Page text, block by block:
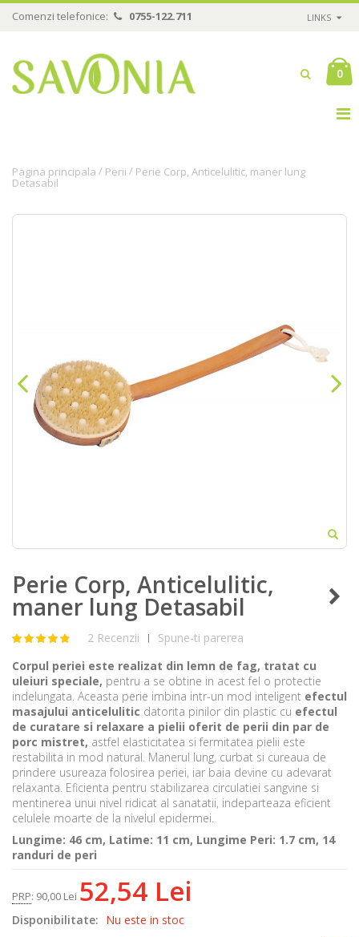
Comenzi telefonice: 0755-122.711 LINKS
0
Pagina principala / Perii / Perie Corp, Anticelulitic, maner lung
Detasabil
Perie Corp, Anticelulitic,
maner lung Detasabil
2 Recenzii |
Spune-ti parerea
Corpul periei este realizat din lemn de fag, tratat cu
uleiuri speciale, pentru a se obtine in acest fel o protectie
indelungata. Aceasta perie imbina intr-un mod inteligent efectul
masajului anticelulitic datorita pinilor din plastic cu efectul
de curatare si relaxare a pielii oferit de perii din par de
porc mistret, astfel elasticitatea si fermitatea pielii este
restabilita in mod natural. Manerul lung, curbat si cureaua de
prindere usureaza folosirea periei, iar baia devine cu adevarat
relaxanta. Eficienta pentru stabilizarea circulatiei sangvine si
mentinerea unui nivel ridicat al sanatatii, indeparteaza eficient
celulele moarte de la nivelul epidermei.
Lungime: 46 cm, Latime: 11 cm, Lungime Peri: 1.7 cm, 14
randuri de peri
PRP: 90,00 Lei 52,54 Lei
Disponibilitate: Nu este in stoc